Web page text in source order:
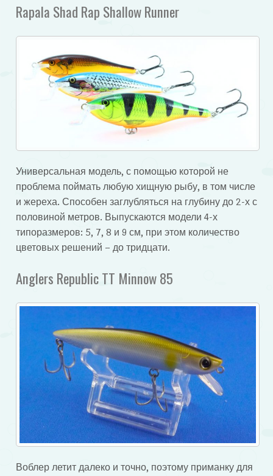
Rapala Shad Rap Shallow Runner
Универсальная модель, с помощью которой не
проблема поймать любую хищную рыбу, в том числе
и жереха. Способен заглубляться на глубину до 2-х с
половиной метров. Выпускаются модели 4-х
типоразмеров: 5, 7, 8 и 9 см, при этом количество
цветовых решений – до тридцати.
Anglers Republic TT Minnow 85
Воблер летит далеко и точно, поэтому приманку для